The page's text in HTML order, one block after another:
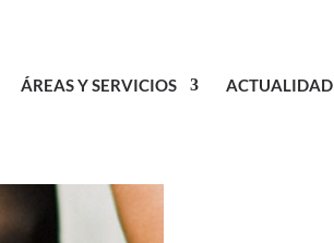
ÁREAS Y SERVICIOS ACTUALIDAD